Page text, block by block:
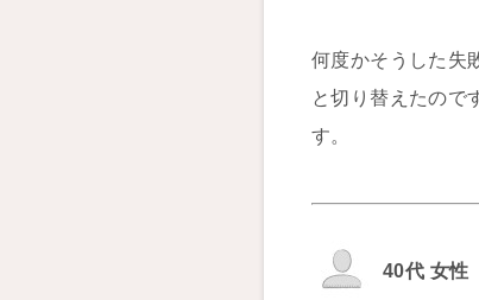
何度かそうした失
と切り替えたので
す。
40代 女性